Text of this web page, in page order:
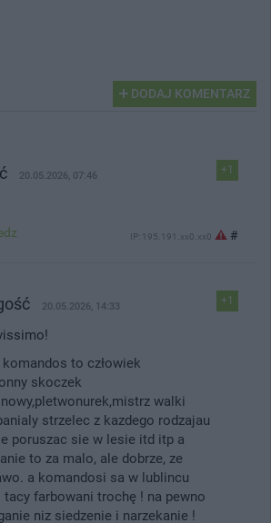
DODAJ KOMENTARZ
+1
20.05.2026, 07:46
IP: 195.191.xx0.xx0 #
+1
20.05.2026, 14:33
to człowiek
skoczek
walki
strzelec z kazdego rodzajau
poruszac sie w lesie itd itp a
to za malo, ale dobrze, ze
a komandosi sa w lublincu
tacy farbowani trochę ! na pewno
niz siedzenie i narzekanie !